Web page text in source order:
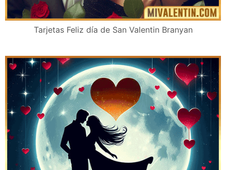
Tarjetas Feliz día de San Valentin Branyan